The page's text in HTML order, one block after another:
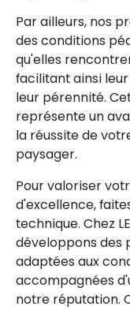
Par ailleurs, nos
des conditions
qu'elles
facilitant ainsi
leur pérennité.
représente un
la réussite de
paysager.
Pour valoriser
d'excellence,
technique. Chez
développons des
adaptées aux
accompagnées
notre réputation.